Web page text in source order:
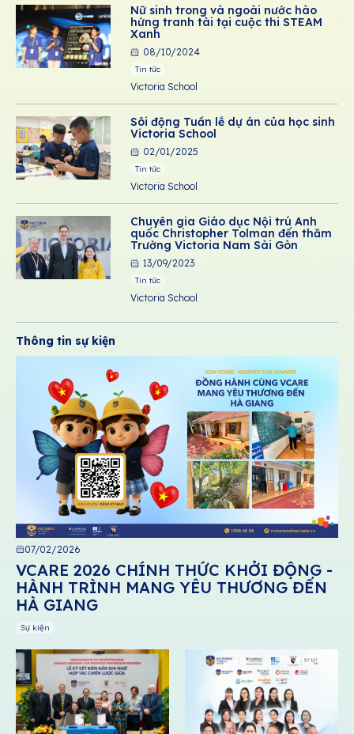
Nữ sinh trong và ngoài nước hào
hứng tranh tài tại cuộc thi STEAM
Xanh
08/10/2024
Tin tức
Victoria School
Sôi động Tuần lễ dự án của học sinh
Victoria School
02/01/2025
Tin tức
Victoria School
Chuyên gia Giáo dục Nội trú Anh
quốc Christopher Tolman đến thăm
Trường Victoria Nam Sài Gòn
13/09/2023
Tin tức
Victoria School
Thông tin sự kiện
07/02/2026
VCARE 2026 CHÍNH THỨC KHỞI ĐỘNG -
HÀNH TRÌNH MANG YÊU THƯƠNG ĐẾN
HÀ GIANG
Sự kiện